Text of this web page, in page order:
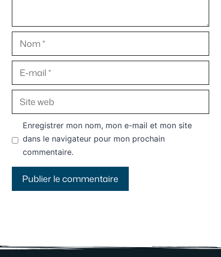
Nom
E-
mail
Site
web
Enregistrer mon nom, mon e-mail et mon site
dans le navigateur pour mon prochain
commentaire.